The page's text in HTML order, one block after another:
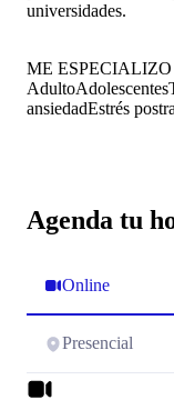
Agenda tu
Online
Presencial
universidades.
ME ESPECIALIZO
AdultoAdolescentes
ansiedadEstrés